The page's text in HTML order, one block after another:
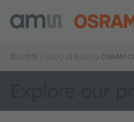
製品情報 LED 白色LED OSRAM